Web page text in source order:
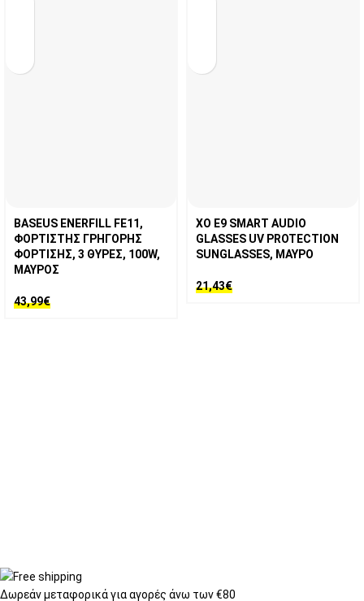
BASEUS ENERFILL FE11,
ΦΟΡΤΙΣΤΗΣ ΓΡΗΓΟΡΗΣ
ΦΟΡΤΙΣΗΣ, 3 ΘΥΡΕΣ, 100W,
ΜΑΥΡΟΣ
43,99€
XO E9 SMART AUDIO
GLASSES UV PROTECTION
SUNGLASSES, ΜΑΥΡΟ
21,43€
Δωρεάν μεταφορικάγια αγορές άνω των €80